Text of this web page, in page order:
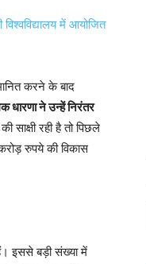
में आयोजित
करने के बाद
धारणा ने उन्हें निरंतर
साक्षी रही है तो पिछले
रुपये की विकास
इससे बड़ी संख्या में